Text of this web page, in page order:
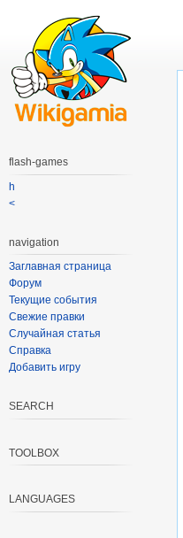
flash-games
h
<
navigation
Заглавная страница
Форум
Текущие события
Свежие правки
Случайная статья
Справка
Добавить игру
SEARCH
TOOLBOX
LANGUAGES